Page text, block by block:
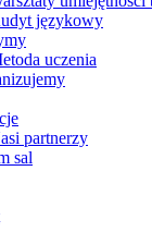
językowy
uczenia
partnerzy
sal